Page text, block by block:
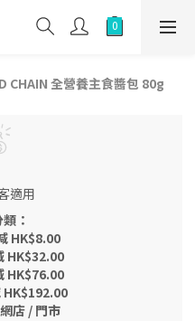
CHAIN 全營養主食醬包 80g
適用
：
HK$8.00
HK$32.00
HK$76.00
HK$192.00
網店 / 門市